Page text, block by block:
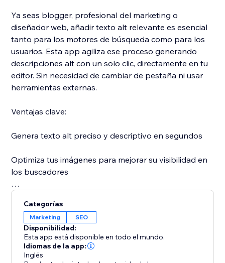
Ya seas blogger, profesional del marketing o
diseñador web, añadir texto alt relevante es esencial
tanto para los motores de búsqueda como para los
usuarios. Esta app agiliza ese proceso generando
descripciones alt con un solo clic, directamente en tu
editor. Sin necesidad de cambiar de pestaña ni usar
herramientas externas.
Ventajas clave:
Genera texto alt preciso y descriptivo en segundos
Optimiza tus imágenes para mejorar su visibilidad en
los buscadores
de lectores de pantalla
Ahorra tiempo con un sencillo flujo de copiar y pegar
Categorías
Marketing SEO
Disponibilidad:
Esta app está disponible en todo el mundo.
Idiomas de la app:
Inglés